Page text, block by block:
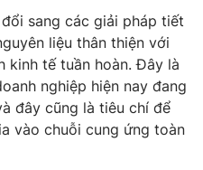
video
VTV Thể thao
sang các giải pháp tiết
liệu thân thiện với
kinh tế tuần hoàn. Đây là
nghiệp hiện nay đang
đây cũng là tiêu chí để
vào chuỗi cung ứng toàn